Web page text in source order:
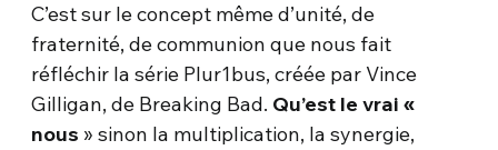
C’est sur le concept même d’unité, de
fraternité, de communion que nous fait
réfléchir la série Plur1bus, créée par Vince
Gilligan, de Breaking Bad. Qu’est le vrai «
nous » sinon la multiplication, la synergie,